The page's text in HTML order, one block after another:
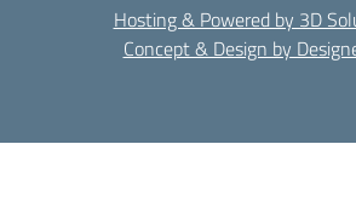
Hosting & Powered by 3D
Concept & Design by